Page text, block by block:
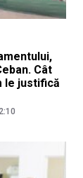
Cât
le justifică